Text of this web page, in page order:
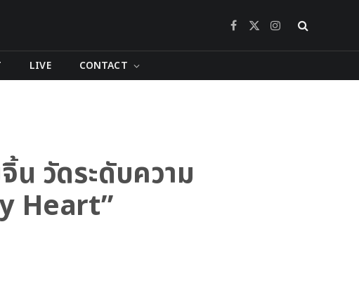
Facebook
X
Instagram
LIVE CONTACT
น วัดระดับความ
Heart”